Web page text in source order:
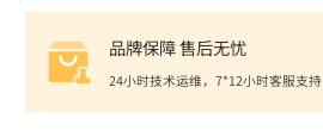
品牌保障 售后无忧
24小时技术运维，7*12小时客服支持